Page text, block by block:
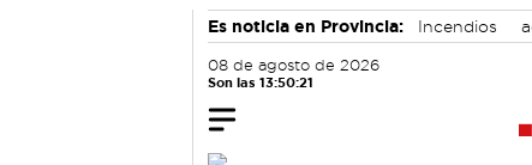
Es noticia en Provincia: Incendios
08 de agosto de 2026
Son las 13:50:22